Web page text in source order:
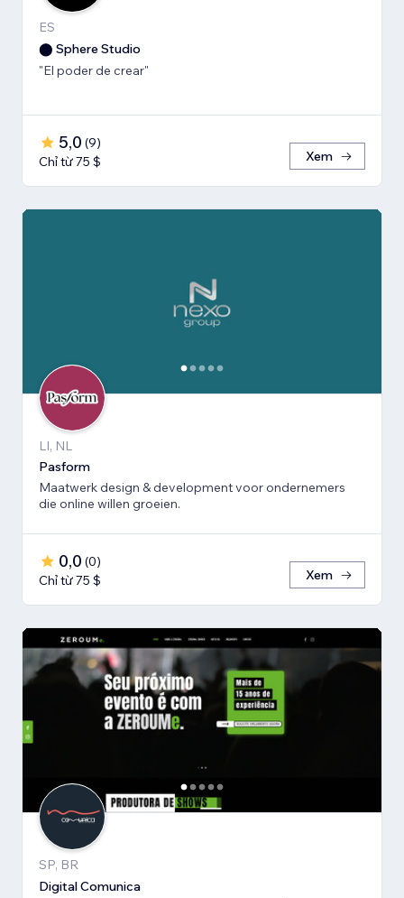
ES
⬤ Sphere Studio
"El poder de crear"
5,0 (9)
Chỉ từ 75 $
Xem
LI, NL
Pasform
Maatwerk design & development voor ondernemers
die online willen groeien.
0,0 (0)
Chỉ từ 75 $
Xem
SP, BR
Digital Comunica